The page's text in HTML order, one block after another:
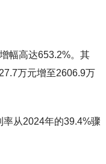
幅高达653.2%。其
万元增至2606.9万
从2024年的39.4%骤